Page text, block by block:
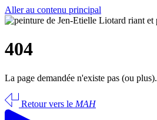
Aller au contenu principal
404
La page demandée n'existe pas (ou plus).
Retour vers le MAH